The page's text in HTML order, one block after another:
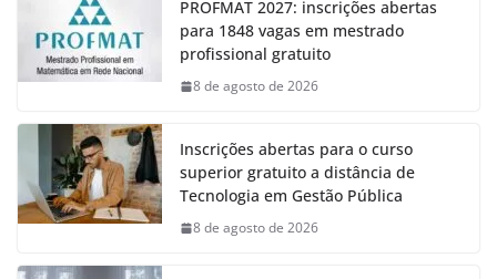
PROFMAT 2027: inscrições abertas
para 1848 vagas em mestrado
profissional gratuito
8 de agosto de 2026
Inscrições abertas para o curso
superior gratuito a distância de
Tecnologia em Gestão Pública
8 de agosto de 2026